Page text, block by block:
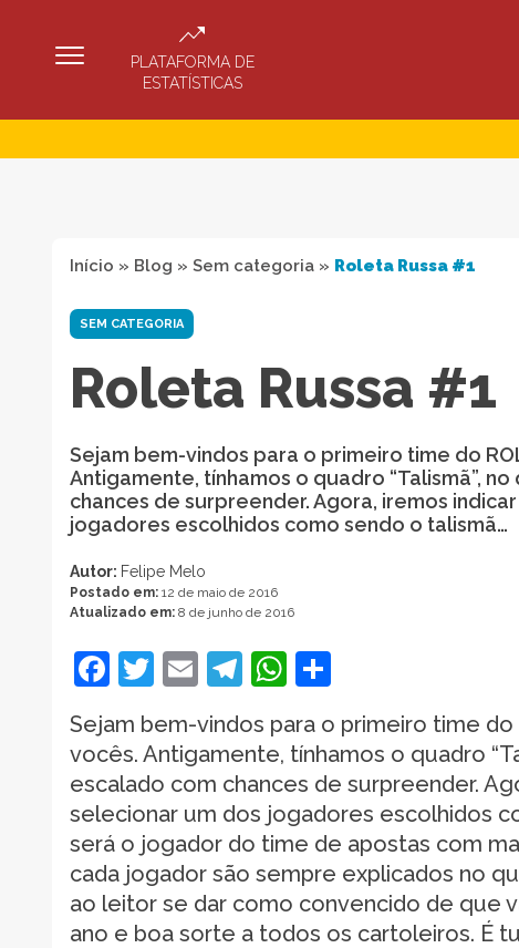
PLATAFORMA DE
ESTATÍSTICAS
Início » Blog » Sem categoria » Roleta Russa #1
SEM CATEGORIA
Roleta Russa #1
Sejam bem-vindos para o primeiro time do
Antigamente, tínhamos o quadro “Talismã”,
chances de surpreender. Agora, iremos
jogadores escolhidos como sendo o talismã…
Autor: Felipe Melo
Postado em: 12 de maio de 2016
Atualizado em: 8 de junho de 2016
Facebook
Twitter
EmailTelegram
WhatsApp
Sejam bem-vindos para o primeiro time do
vocês. Antigamente, tínhamos o quadro
escalado com chances de surpreender.
selecionar um dos jogadores escolhidos
será o jogador do time de apostas com
cada jogador são sempre explicados no
ao leitor se dar como convencido de que
ano e boa sorte a todos os cartoleiros. É